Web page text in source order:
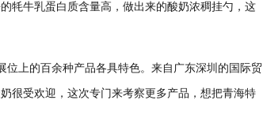
牦牛乳蛋白质含量高，做出来的酸奶浓稠挂勺，这
的百余种产品各具特色。来自广东深圳的国际贸
很受欢迎，这次专门来考察更多产品，想把青海特